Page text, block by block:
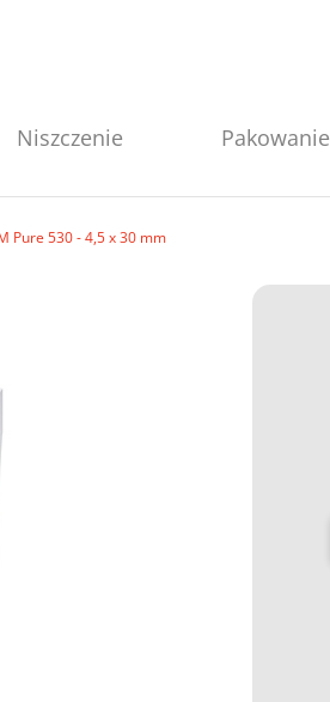
Niszczenie Pakowanie
Pure 530 - 4,5 x 30 mm